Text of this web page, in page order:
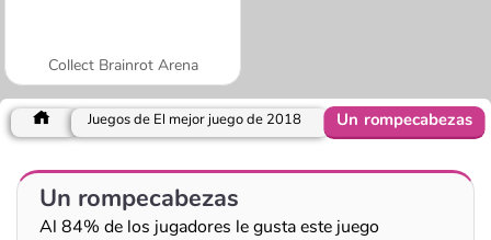
Collect Brainrot Arena
Juegos de El mejor juego de 2018 Un rompecabezas
Un rompecabezas
Al 84% de los jugadores le gusta este juego